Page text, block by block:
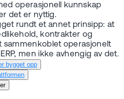
operasjonell kunnskap
det er nyttig.
rundt et annet prinsipp: at
kontrakter og
sammenkoblet operasjonelt
men ikke avhengig av det.
bygget opp